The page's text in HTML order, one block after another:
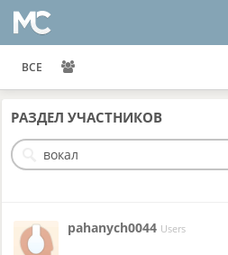
ВСЕ
РАЗДЕЛ УЧАСТНИКОВ
pahanych0044 Users